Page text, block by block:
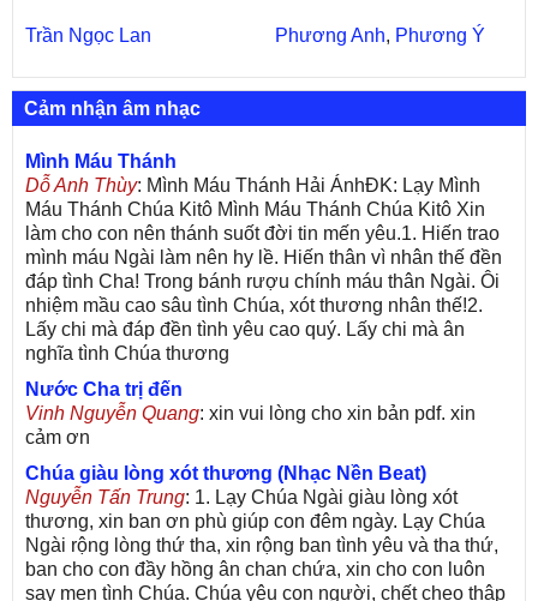
Trần Ngọc Lan Phương Anh, Phương Ý
Cảm nhận âm nhạc
Mình Máu Thánh
Dỗ Anh Thùy: Mình Máu Thánh Hải ÁnhĐK: Lạy Mình
Máu Thánh Chúa Kitô Mình Máu Thánh Chúa Kitô Xin
làm cho con nên thánh suốt đời tin mến yêu.1. Hiến trao
mình máu Ngài làm nên hy lề. Hiến thân vì nhân thế đền
đáp tình Cha! Trong bánh rượu chính máu thân Ngài. Ôi
nhiệm mầu cao sâu tình Chúa, xót thương nhân thế!2.
Lấy chi mà đáp đền tình yêu cao quý. Lấy chi mà ân
nghĩa tình Chúa thương
Nước Cha trị đến
Vinh Nguyễn Quang: xin vui lòng cho xin bản pdf. xin
cảm ơn
Chúa giàu lòng xót thương (Nhạc Nền Beat)
Nguyễn Tấn Trung: 1. Lạy Chúa Ngài giàu lòng xót
thương, xin ban ơn phù giúp con đêm ngày. Lạy Chúa
Ngài rộng lòng thứ tha, xin rộng ban tình yêu và tha thứ,
ban cho con đầy hồng ân chan chứa, xin cho con luôn
say men tình Chúa. Chúa yêu con người, chết cheo thập